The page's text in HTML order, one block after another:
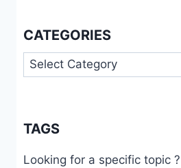
CATEGORIES
Categories
TAGS
Looking for a specific topic ?